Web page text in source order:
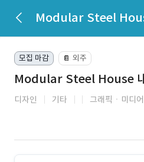
모집 마감 📔 외주
Modular Steel House
디자인 기타 그래픽ㆍ미디어